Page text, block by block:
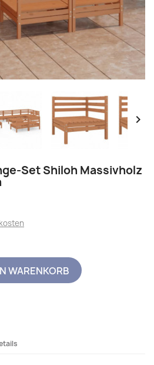

Set Shiloh Massivholz
WARENKORB